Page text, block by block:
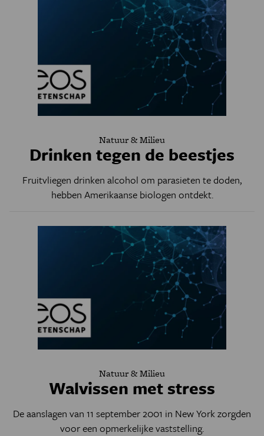
Natuur & Milieu
Drinken tegen de beestjes
Fruitvliegen drinken alcohol om parasieten te doden,
hebben Amerikaanse biologen ontdekt.
Natuur & Milieu
Walvissen met stress
De aanslagen van 11 september 2001 in New York zorgden
voor een opmerkelijke vaststelling.